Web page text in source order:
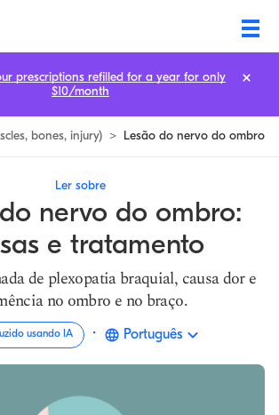
bones, injury) > Lesão do nervo do ombro
Ler sobre
nervo do ombro:
e tratamento
de plexopatia braquial, causa dor e
no ombro e no braço.
usando IA · Português
prescriptions refilled for a year for only
$10/month